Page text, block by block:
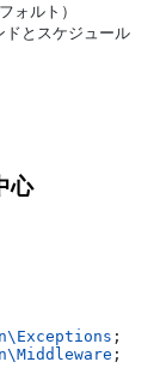
ルト）
スケジュール
心
Exceptions ;
Middleware ;